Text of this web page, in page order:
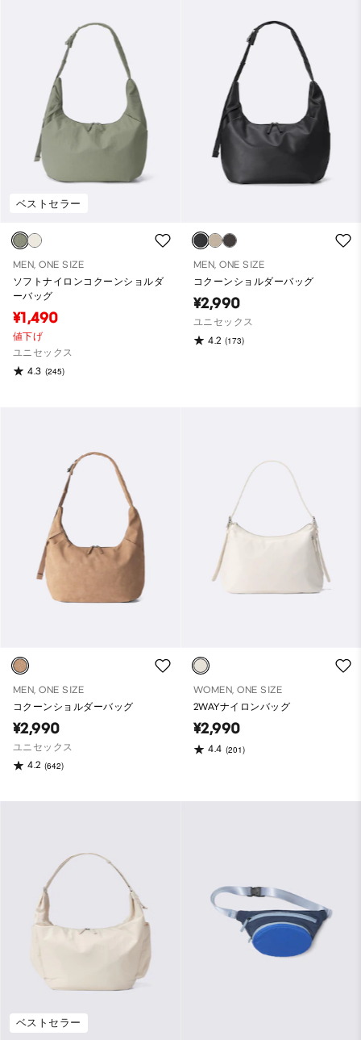
ベストセラー
MEN, ONE SIZE
ソフトナイロンコクーンショルダ
ーバッグ
¥1,490
値下げ
ユニセックス
4.3 (245)
MEN, ONE SIZE
コクーンショルダーバッグ
¥2,990
ユニセックス
4.2 (173)
MEN, ONE SIZE
コクーンショルダーバッグ
¥2,990
ユニセックス
4.2 (642)
WOMEN, ONE SIZE
2WAYナイロンバッグ
¥2,990
4.4 (201)
ベストセラー